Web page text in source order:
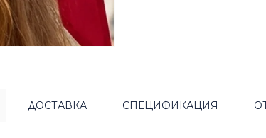
ДОСТАВКА СПЕЦИФИКАЦИЯ